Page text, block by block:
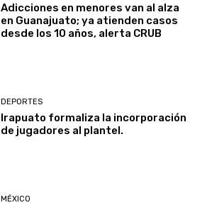
Adicciones en menores van al alza
en Guanajuato; ya atienden casos
desde los 10 años, alerta CRUB
DEPORTES
Irapuato formaliza la incorporación
de jugadores al plantel.
MÉXICO